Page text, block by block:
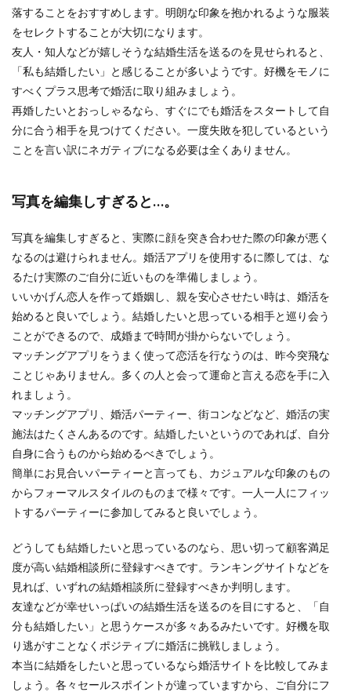
落することをおすすめします。明朗な印象を抱かれるような服装
をセレクトすることが大切になります。
友人・知人などが嬉しそうな結婚生活を送るのを見せられると、
「私も結婚したい」と感じることが多いようです。好機をモノに
すべくプラス思考で婚活に取り組みましょう。
再婚したいとおっしゃるなら、すぐにでも婚活をスタートして自
分に合う相手を見つけてください。一度失敗を犯しているという
ことを言い訳にネガティブになる必要は全くありません。
写真を編集しすぎると…。
写真を編集しすぎると、実際に顔を突き合わせた際の印象が悪く
なるのは避けられません。婚活アプリを使用するに際しては、な
るたけ実際のご自分に近いものを準備しましょう。
いいかげん恋人を作って婚姻し、親を安心させたい時は、婚活を
始めると良いでしょう。結婚したいと思っている相手と巡り会う
ことができるので、成婚まで時間が掛からないでしょう。
マッチングアプリをうまく使って恋活を行なうのは、昨今突飛な
ことじゃありません。多くの人と会って運命と言える恋を手に入
れましょう。
マッチングアプリ、婚活パーティー、街コンなどなど、婚活の実
施法はたくさんあるのです。結婚したいというのであれば、自分
自身に合うものから始めるべきでしょう。
簡単にお見合いパーティーと言っても、カジュアルな印象のもの
からフォーマルスタイルのものまで様々です。一人一人にフィッ
トするパーティーに参加してみると良いでしょう。
どうしても結婚したいと思っているのなら、思い切って顧客満足
度が高い結婚相談所に登録すべきです。ランキングサイトなどを
見れば、いずれの結婚相談所に登録すべきか判明します。
友達などが幸せいっぱいの結婚生活を送るのを目にすると、「自
分も結婚したい」と思うケースが多々あるみたいです。好機を取
り逃がすことなくポジティブに婚活に挑戦しましょう。
本当に結婚をしたいと思っているなら婚活サイトを比較してみま
しょう。各々セールスポイントが違っていますから、ご自分にフ